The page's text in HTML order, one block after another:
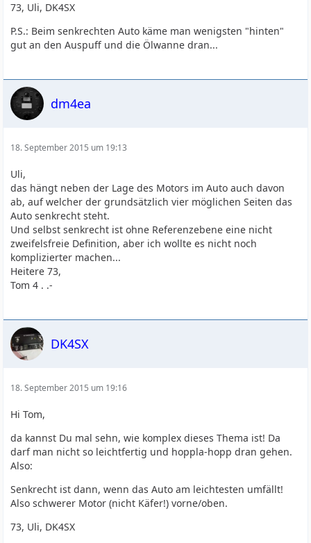
73, Uli, DK4SX
P.S.: Beim senkrechten Auto käme man wenigsten "hinten"
gut an den Auspuff und die Ölwanne dran...
dm4ea
18. September 2015 um 19:13
Uli,
das hängt neben der Lage des Motors im Auto auch davon
ab, auf welcher der grundsätzlich vier möglichen Seiten das
Auto senkrecht steht.
Und selbst senkrecht ist ohne Referenzebene eine nicht
zweifelsfreie Definition, aber ich wollte es nicht noch
komplizierter machen...
Heitere 73,
Tom 4 . .-
DK4SX
18. September 2015 um 19:16
Hi Tom,
da kannst Du mal sehn, wie komplex dieses Thema ist! Da
darf man nicht so leichtfertig und hoppla-hopp dran gehen.
Also:
Senkrecht ist dann, wenn das Auto am leichtesten umfällt!
Also schwerer Motor (nicht Käfer!) vorne/oben.
73, Uli, DK4SX